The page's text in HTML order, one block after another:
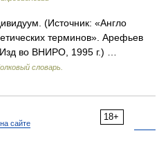
(Источник: «Англо
терминов». Арефьев
во ВНИРО, 1995 г.) …
словарь.
18+
сайте